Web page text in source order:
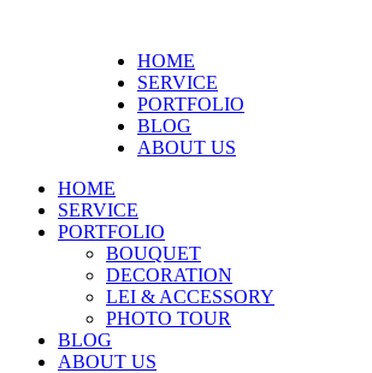
HOME
SERVICE
PORTFOLIO
BLOG
ABOUT US
HOME
SERVICE
PORTFOLIO
BOUQUET
DECORATION
LEI & ACCESSORY
PHOTO TOUR
BLOG
ABOUT US